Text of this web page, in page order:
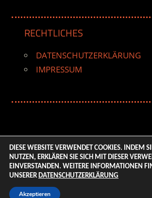
RECHTLICHES
DATENSCHUTZERKLÄRUNG
IMPRESSUM
© 2026 ENTERTAINMENT BASE – Life &
All Rights Reserved. | Based on
DIESE WEBSITE VERWENDET COOKIES. INDEM
NUTZEN, ERKLÄREN SIE SICH MIT DIESER
EINVERSTANDEN. WEITERE INFORMATIONEN
UNSERER DATENSCHUTZERKLÄRUNG
Akzeptieren